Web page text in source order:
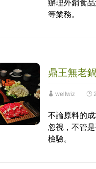
辦理外銷食
等業務。
鼎王無老
wellwiz
不論原料的
忽視，不管
檢驗。